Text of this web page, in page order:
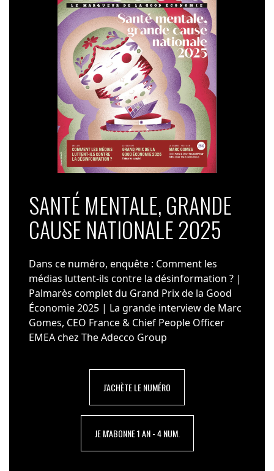
SANTÉ MENTALE, GRANDE
CAUSE NATIONALE 2025
Dans ce numéro, enquête : Comment les
médias luttent-ils contre la désinformation ? |
Palmarès complet du Grand Prix de la Good
Économie 2025 | La grande interview de Marc
Gomes, CEO France & Chief People Officer
EMEA chez The Adecco Group
J'ACHÈTE LE NUMÉRO
JE M'ABONNE 1 AN - 4 NUM.